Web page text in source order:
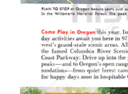
Oregon Travel Information